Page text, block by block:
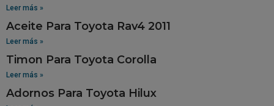
Leer más »
Aceite Para Toyota Rav4 2011
Leer más »
Timon Para Toyota Corolla
Leer más »
Adornos Para Toyota Hilux